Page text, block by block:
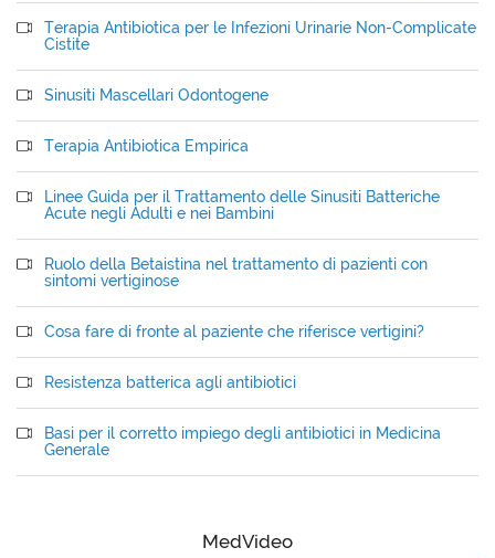
Terapia Antibiotica per le Infezioni Urinarie Non-Complicate
Cistite
Sinusiti Mascellari Odontogene
Terapia Antibiotica Empirica
Linee Guida per il Trattamento delle Sinusiti Batteriche
Acute negli Adulti e nei Bambini
Ruolo della Betaistina nel trattamento di pazienti con
sintomi vertiginose
Cosa fare di fronte al paziente che riferisce vertigini?
Resistenza batterica agli antibiotici
Basi per il corretto impiego degli antibiotici in Medicina
Generale
MedVideo